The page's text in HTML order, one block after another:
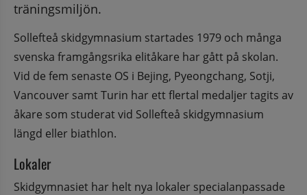
träningsmiljön.
Sollefteå skidgymnasium startades 1979 och många
svenska framgångsrika elitåkare har gått på skolan.
Vid de fem senaste OS i Bejing, Pyeongchang, Sotji,
Vancouver samt Turin har ett flertal medaljer tagits av
åkare som studerat vid Sollefteå skidgymnasium
längd eller biathlon.
Lokaler
Skidgymnasiet har helt nya lokaler specialanpassade